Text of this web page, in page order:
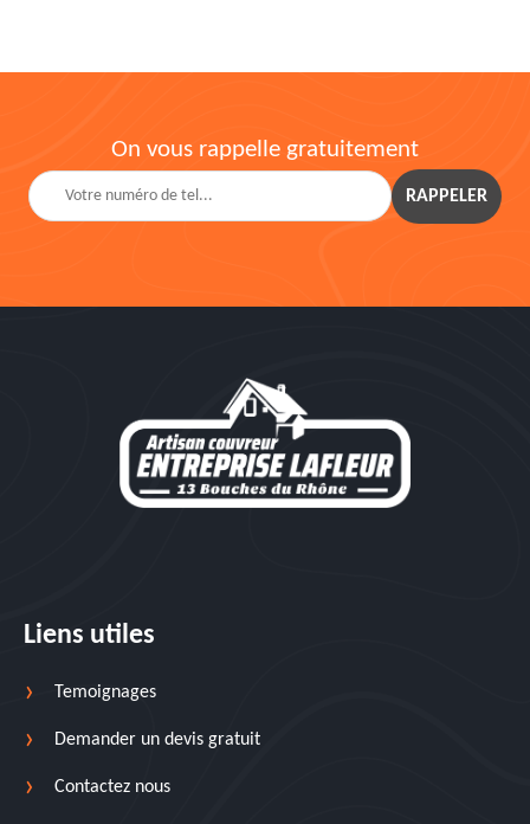
On vous rappelle gratuitement
Liens utiles
Temoignages
Demander un devis gratuit
Contactez nous